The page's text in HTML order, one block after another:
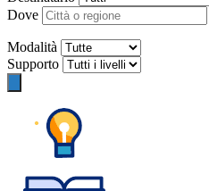
Dove
Modalità
Supporto